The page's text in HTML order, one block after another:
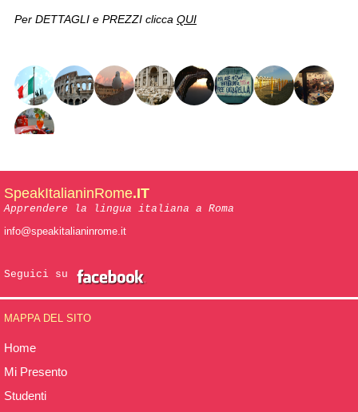
Per DETTAGLI e PREZZI clicca QUI
SpeakItalianinRome.IT
Apprendere la lingua italiana a Roma
info@speakitalianinrome.it
Seguici su
MAPPA DEL SITO
Home
Mi Presento
Studenti